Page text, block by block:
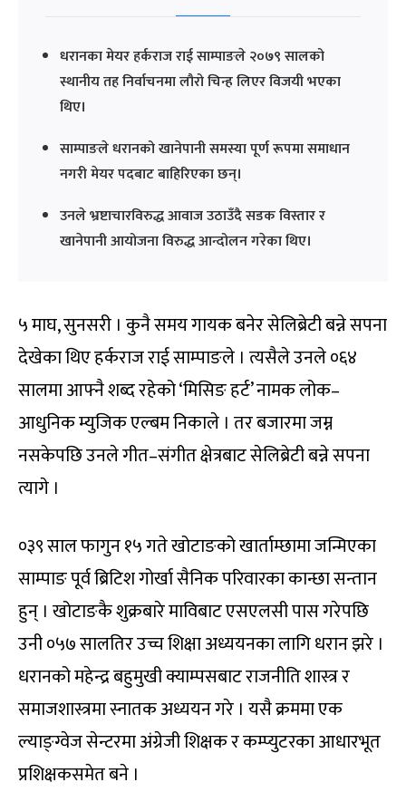
धरानका मेयर हर्कराज राई साम्पाङले २०७९ सालको
स्थानीय तह निर्वाचनमा लौरो चिन्ह लिएर विजयी भएका
थिए।
साम्पाङले धरानको खानेपानी समस्या पूर्ण रूपमा समाधान
नगरी मेयर पदबाट बाहिरिएका छन्।
उनले भ्रष्टाचारविरुद्ध आवाज उठाउँदै सडक विस्तार र
खानेपानी आयोजना विरुद्ध आन्दोलन गरेका थिए।
५ माघ, सुनसरी । कुनै समय गायक बनेर सेलिब्रेटी बन्ने सपना
देखेका थिए हर्कराज राई साम्पाङले । त्यसैले उनले ०६४
सालमा आफ्नै शब्द रहेको ‘मिसिङ हर्ट’ नामक लोक–
आधुनिक म्युजिक एल्बम निकाले । तर बजारमा जम्न
नसकेपछि उनले गीत–संगीत क्षेत्रबाट सेलिब्रेटी बन्ने सपना
त्यागे ।
०३९ साल फागुन १५ गते खोटाङको खार्ताम्छामा जन्मिएका
साम्पाङ पूर्व ब्रिटिश गोर्खा सैनिक परिवारका कान्छा सन्तान
हुन् । खोटाङकै शुक्रबारे माविबाट एसएलसी पास गरेपछि
उनी ०५७ सालतिर उच्च शिक्षा अध्ययनका लागि धरान झरे ।
धरानको महेन्द्र बहुमुखी क्याम्पसबाट राजनीति शास्त्र र
समाजशास्त्रमा स्नातक अध्ययन गरे । यसै क्रममा एक
ल्याङ्ग्वेज सेन्टरमा अंग्रेजी शिक्षक र कम्प्युटरका आधारभूत
प्रशिक्षकसमेत बने ।